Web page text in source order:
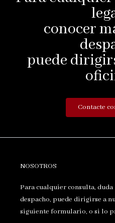
conocer
puede
Contacte
NOSOTROS
Para cualquier consulta,
despacho, puede dirigirse a
siguiente formulario, o si lo